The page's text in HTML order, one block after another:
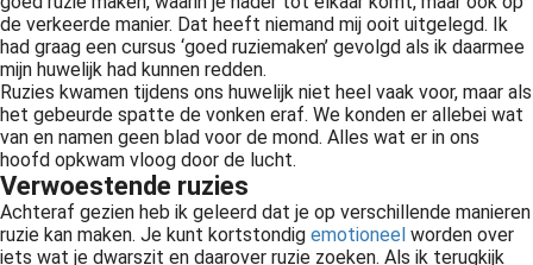
de verkeerde manier. Dat heeft niemand mij ooit uitgelegd. Ik
had graag een cursus ‘goed ruziemaken’ gevolgd als ik daarmee
mijn huwelijk had kunnen redden.
Ruzies kwamen tijdens ons huwelijk niet heel vaak voor, maar als
het gebeurde spatte de vonken eraf. We konden er allebei wat
van en namen geen blad voor de mond. Alles wat er in ons
hoofd opkwam vloog door de lucht.
Verwoestende ruzies
Achteraf gezien heb ik geleerd dat je op verschillende manieren
ruzie kan maken. Je kunt kortstondig emotioneel worden over
iets wat je dwarszit en daarover ruzie zoeken. Als ik terugkijk